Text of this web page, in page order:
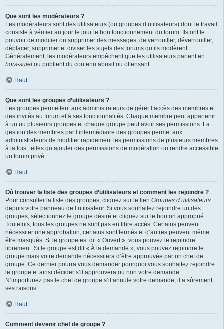
Que sont les modérateurs ?
Les modérateurs sont des utilisateurs (ou groupes d’utilisateurs) dont le travail
consiste à vérifier au jour le jour le bon fonctionnement du forum. Ils ont le
pouvoir de modifier ou supprimer des messages, de verrouiller, déverrouiller,
déplacer, supprimer et diviser les sujets des forums qu’ils modèrent.
Généralement, les modérateurs empêchent que les utilisateurs partent en
hors-sujetou publient du contenu abusif ou offensant.
Haut
Que sont les groupes d’utilisateurs ?
Les groupes permettent aux administrateurs de gérer l’accès des membres et
des invités au forum et à ses fonctionnalités. Chaque membre peut appartenir
à un ou plusieurs groupes et chaque groupe peut avoir ses permissions. La
gestion des membres par l’intermédiaire des groupes permet aux
administrateurs de modifier rapidement les permissions de plusieurs membres
à la fois, telles qu’ajouter des permissions de modération ou rendre accessible
un forum privé.
Haut
Où trouver la liste des groupes d’utilisateurs et comment les rejoindre ?
Pour consulter la liste des groupes, cliquez sur le lien Groupes d’utilisateurs
depuis votre panneau de l’utilisateur. Si vous souhaitez rejoindre un des
groupes, sélectionnez le groupe désiré et cliquez sur le bouton approprié.
Toutefois, tous les groupes ne sont pas en libre accès. Certains peuvent
nécessiter une approbation, certains sont fermés et d’autres peuvent même
être masqués. Si le groupe est dit « Ouvert », vous pouvez le rejoindre
librement. Si le groupe est dit « À la demande », vous pouvez rejoindre le
groupe mais votre demande nécessitera d’être approuvée par un chef de
groupe. Ce dernier pourra vous demander pourquoi vous souhaitez rejoindre
le groupe et ainsi décider s’il approuvera ou non votre demande.
N’importunez pas le chef de groupe s’il annule votre demande, il a sûrement
ses raisons.
Haut
Comment devenir chef de groupe ?